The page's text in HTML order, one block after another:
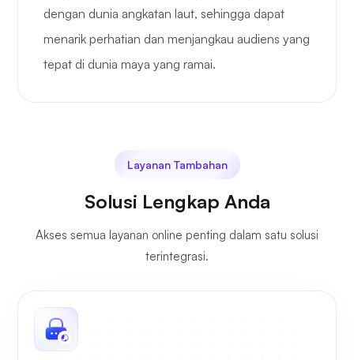
dengan dunia angkatan laut, sehingga dapat
menarik perhatian dan menjangkau audiens yang
tepat di dunia maya yang ramai.
Layanan Tambahan
Solusi Lengkap Anda
Akses semua layanan online penting dalam satu solusi
terintegrasi.